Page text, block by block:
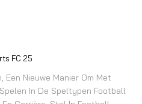
FC 25
Een Nieuwe Manier Om Met
In De Speltypen Football